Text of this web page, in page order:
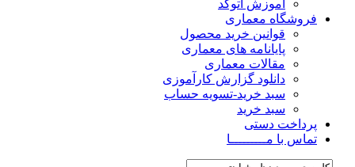
آموزش اتوکد
فروشگاه معماری
قوانین خرید محصول
پایانامه های معماری
مقالات معماری
دانلود گزارش کارآموزی
سبد خرید-تسویه حساب
سبد خرید
پرداخت دستی
تماس با مـــــــــا